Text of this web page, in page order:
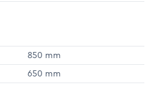
850 mm
650 mm